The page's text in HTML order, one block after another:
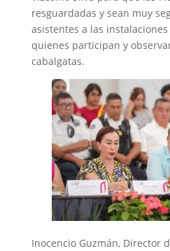
resguardadas y sean muy
asistentes a las
quienes participan y
cabalgatas.
Inocencio Guzmán, Director